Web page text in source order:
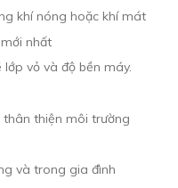
khí nóng hoặc khí mát
nhất
vỏ và độ bền máy.
thân thiện môi trường
và trong gia đình